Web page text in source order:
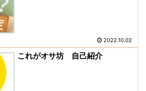
2022.10.02
これがオサ坊 自己紹介